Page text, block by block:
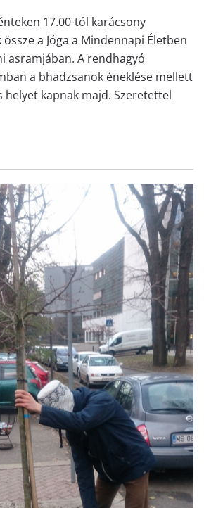
17.00-tól karácsony
a Jóga a Mindennapi Életben
asramjában. A rendhagyó
a bhadzsanok éneklése mellett
helyet kapnak majd. Szeretettel